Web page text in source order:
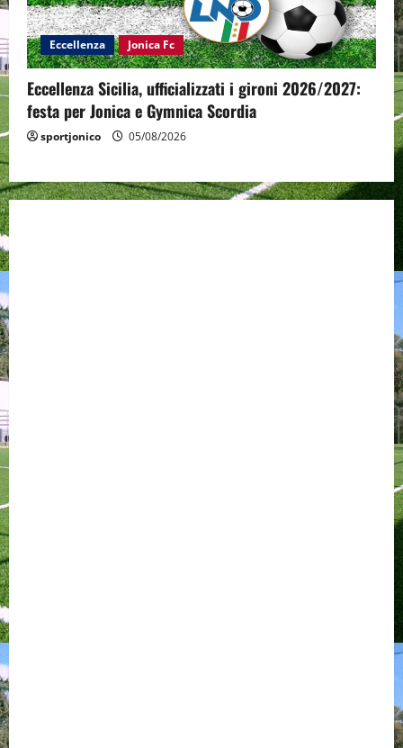
Eccellenza Jonica Fc
Eccellenza Sicilia, ufficializzati i gironi 2026/2027:
festa per Jonica e Gymnica Scordia
sportjonico 05/08/2026